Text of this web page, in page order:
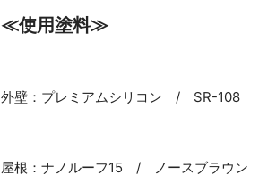
≪使用塗料≫
外壁：プレミアムシリコン / SR-108
屋根：ナノルーフ15 / ノースブラウン